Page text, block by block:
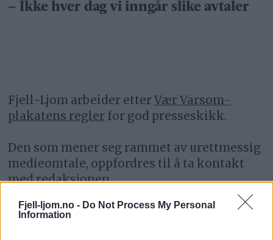
Fjell-ljom.no - Do Not Process My Personal
Information
– Ikke hver dag vi inngår slike avtaler
Fjell-Ljom arbeider etterVær Varsom-
plakatens regler for god presseskikk.
Den som mener seg rammet av urettmessig
medieomtale, oppfordres til å ta kontakt
med redaksjonen.
Pressens Faglige Utvalg (PFU) er et